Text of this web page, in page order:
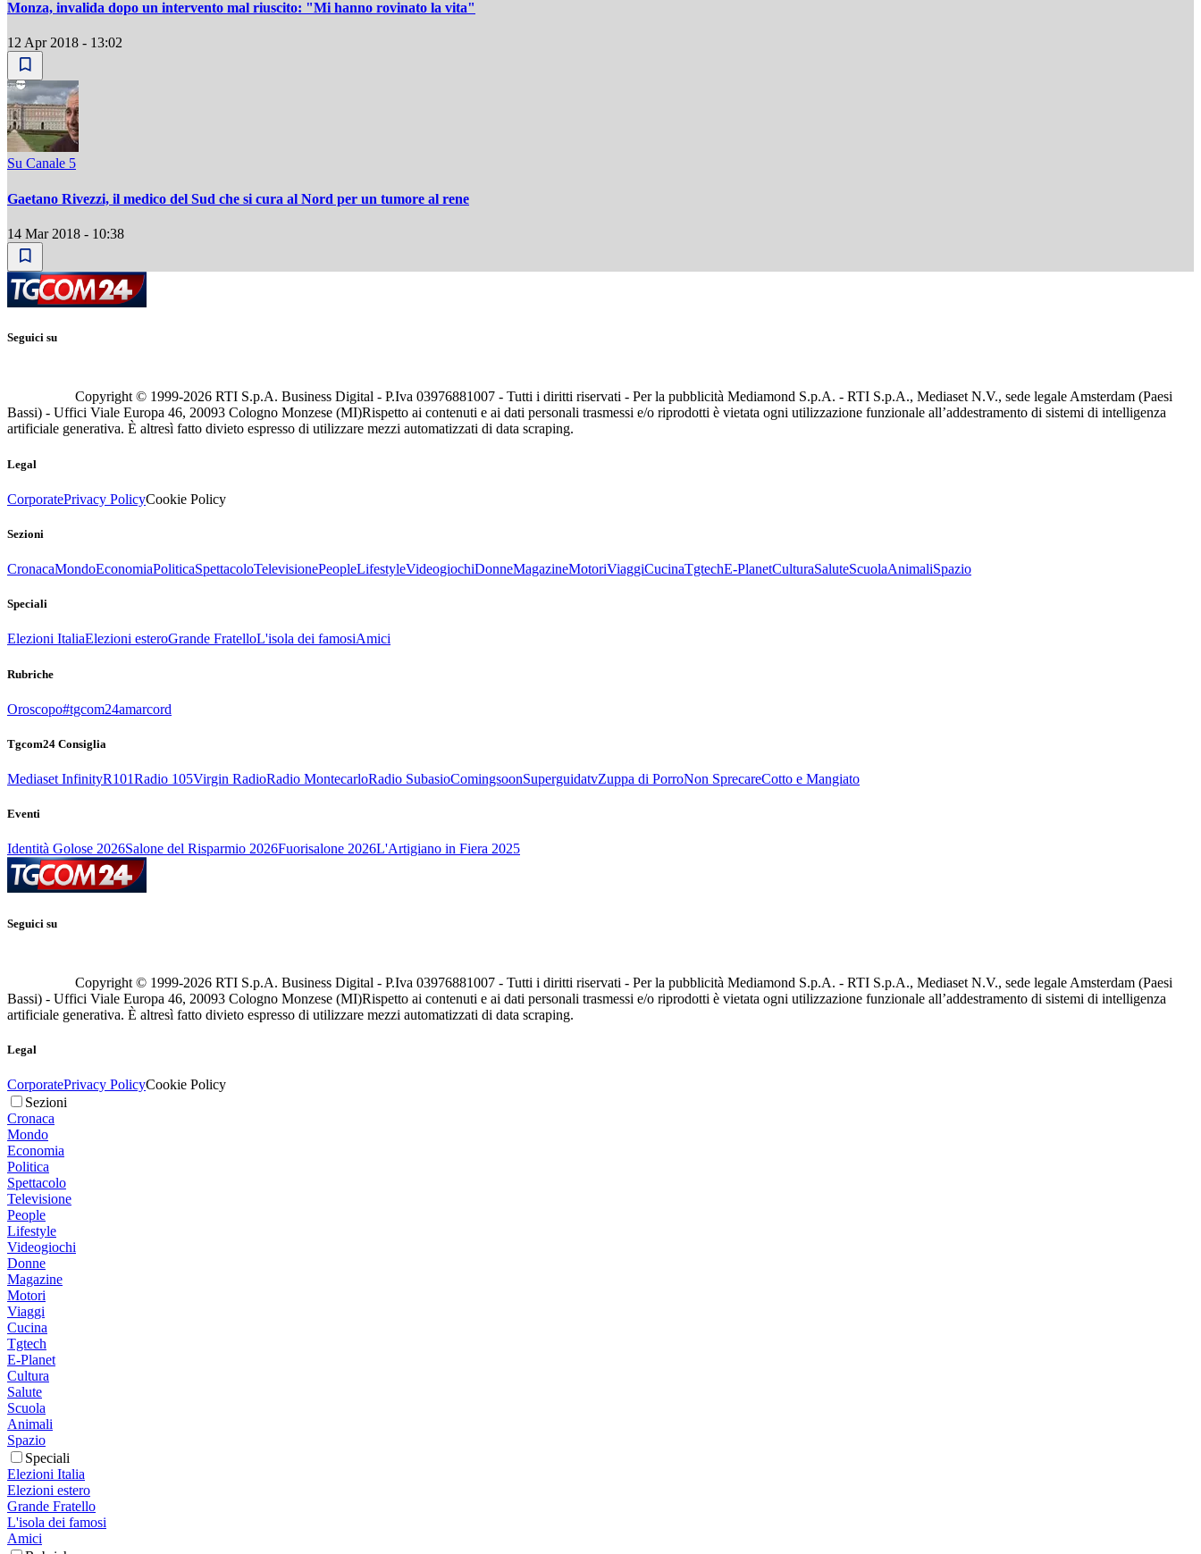
Monza, invalida dopo un intervento mal riuscito: "Mi hanno rovinato la vita"
12 Apr 2018 - 13:02
Su Canale 5
Gaetano Rivezzi, il medico del Sud che si cura al Nord per un tumore al rene
14 Mar 2018 - 10:38
Seguici su
Copyright © 1999-2026 RTI S.p.A. Business Digital - P.Iva 03976881007 - Tutti i diritti riservati - Per la pubblicità Mediamond S.p.A. - RTI S.p.A., Mediaset N.V., sede legale Amsterdam (Paesi
Bassi) - Uffici Viale Europa 46, 20093 Cologno Monzese (MI)Rispetto ai contenuti e ai dati personali trasmessi e/o riprodotti è vietata ogni utilizzazione funzionale all’addestramento di sistemi di intelligenza
artificiale generativa. È altresì fatto divieto espresso di utilizzare mezzi automatizzati di data scraping.
Legal
CorporatePrivacy PolicyCookie Policy
Sezioni
CronacaMondoEconomiaPoliticaSpettacoloTelevisionePeopleLifestyleVideogiochiDonneMagazineMotoriViaggiCucinaTgtechE-PlanetCulturaSaluteScuolaAnimaliSpazio
Speciali
Elezioni ItaliaElezioni esteroGrande FratelloL'isola dei famosiAmici
Rubriche
Oroscopo#tgcom24amarcord
Tgcom24 Consiglia
Mediaset InfinityR101Radio 105Virgin RadioRadio MontecarloRadio SubasioComingsoonSuperguidatvZuppa di PorroNon SprecareCotto e Mangiato
Eventi
Identità Golose 2026Salone del Risparmio 2026Fuorisalone 2026L'Artigiano in Fiera 2025
Seguici su
Copyright © 1999-2026 RTI S.p.A. Business Digital - P.Iva 03976881007 - Tutti i diritti riservati - Per la pubblicità Mediamond S.p.A. - RTI S.p.A., Mediaset N.V., sede legale Amsterdam (Paesi
Bassi) - Uffici Viale Europa 46, 20093 Cologno Monzese (MI)Rispetto ai contenuti e ai dati personali trasmessi e/o riprodotti è vietata ogni utilizzazione funzionale all’addestramento di sistemi di intelligenza
artificiale generativa. È altresì fatto divieto espresso di utilizzare mezzi automatizzati di data scraping.
Legal
CorporatePrivacy PolicyCookie Policy
Sezioni
Cronaca
Mondo
Economia
Politica
Spettacolo
Televisione
People
Lifestyle
Videogiochi
Donne
Magazine
Motori
Viaggi
Cucina
Tgtech
E-Planet
Cultura
Salute
Scuola
Animali
Spazio
Speciali
Elezioni Italia
Elezioni estero
Grande Fratello
L'isola dei famosi
Amici